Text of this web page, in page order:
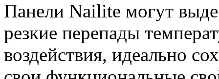
Панели Nailite могут
резкие перепады
воздействия, идеально